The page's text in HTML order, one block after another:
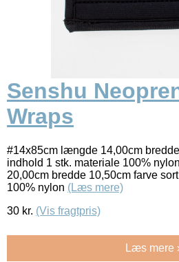
Senshu
Wraps
#14x85cm længde 14,00cm
indhold 1 stk. materiale 100%
20,00cm bredde 10,50cm farve
100% nylon (Læs mere)
30 kr. (Vis fragtpris)
Læs mere